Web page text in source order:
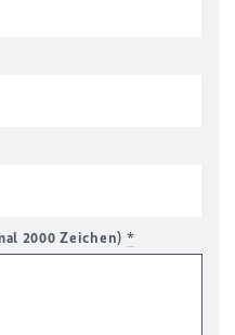
2000 Zeichen) *